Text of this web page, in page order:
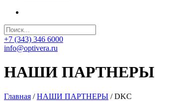
+7 (343) 346 6000
info@optivera.ru
НАШИ ПАРТНЕРЫ
Главная / НАШИ ПАРТНЕРЫ / DKC